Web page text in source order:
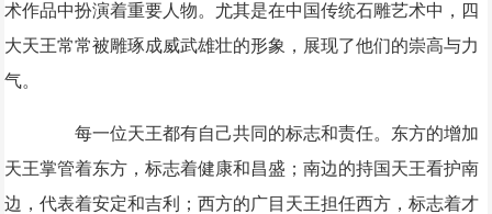
术作品中扮演着重要人物。尤其是在中国传统石雕艺术中，四
大天王常常被雕琢成威武雄壮的形象，展现了他们的崇高与力
气。
每一位天王都有自己共同的标志和责任。东方的增加
天王掌管着东方，标志着健康和昌盛；南边的持国天王看护南
边，代表着安定和吉利；西方的广目天王担任西方，标志着才